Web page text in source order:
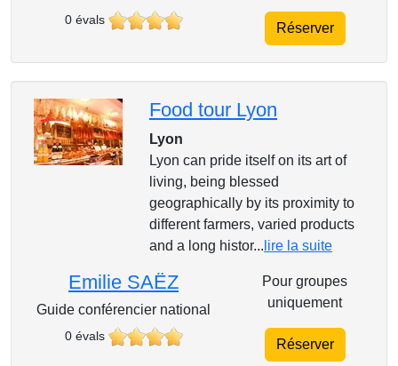
0 évals
Réserver
Food tour Lyon
Lyon
Lyon can pride itself on its art of
living, being blessed
geographically by its proximity to
different farmers, varied products
and a long histor... lire la suite
Emilie SAËZ
Guide conférencier national
0 évals
Pour groupes
uniquement
Réserver